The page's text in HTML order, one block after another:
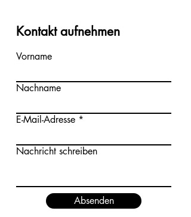
Kontakt aufnehmen
Vorname
Nachname
E-Mail-Adresse
Nachricht schreiben
Absenden